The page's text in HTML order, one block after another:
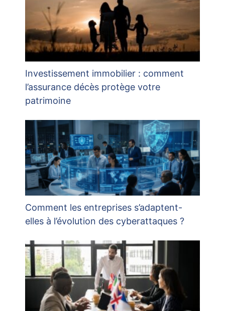
Investissement immobilier : comment
l’assurance décès protège votre
patrimoine
Comment les entreprises s’adaptent-
elles à l’évolution des cyberattaques ?